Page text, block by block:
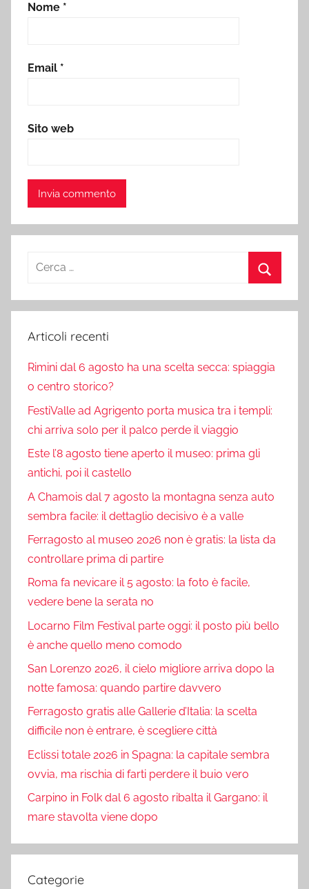
Nome *
Email *
Sito web
Ricerca
Articoli recenti
Rimini dal 6 agosto ha una scelta secca: spiaggia
o centro storico?
FestiValle ad Agrigento porta musica tra i templi:
chi arriva solo per il palco perde il viaggio
Este l’8 agosto tiene aperto il museo: prima gli
antichi, poi il castello
A Chamois dal 7 agosto la montagna senza auto
sembra facile: il dettaglio decisivo è a valle
Ferragosto al museo 2026 non è gratis: la lista da
controllare prima di partire
Roma fa nevicare il 5 agosto: la foto è facile,
vedere bene la serata no
Locarno Film Festival parte oggi: il posto più bello
è anche quello meno comodo
San Lorenzo 2026, il cielo migliore arriva dopo la
notte famosa: quando partire davvero
Ferragosto gratis alle Gallerie d’Italia: la scelta
difficile non è entrare, è scegliere città
Eclissi totale 2026 in Spagna: la capitale sembra
ovvia, ma rischia di farti perdere il buio vero
Carpino in Folk dal 6 agosto ribalta il Gargano: il
mare stavolta viene dopo
Categorie